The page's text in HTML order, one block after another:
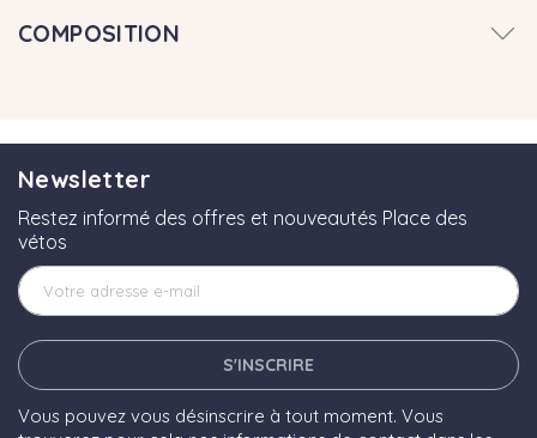
COMPOSITION
Newsletter
Restez informé des offres et nouveautés Place des
vétos
S'INSCRIRE
Vous pouvez vous désinscrire à tout moment. Vous